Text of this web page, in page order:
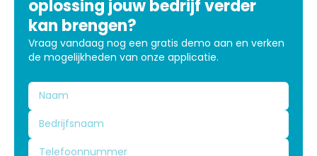
oplossing jouw bedrijf verder
kan brengen?
Vraag vandaag nog een gratis demo aan en verken
de mogelijkheden van onze applicatie.